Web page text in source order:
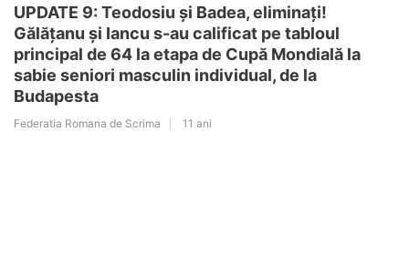
UPDATE 9: Teodosiu și Badea, eliminați!
Gălățanu și Iancu s-au calificat pe tabloul
principal de 64 la etapa de Cupă Mondială la
sabie seniori masculin individual, de la
Budapesta
Federatia Romana de Scrima 11 ani